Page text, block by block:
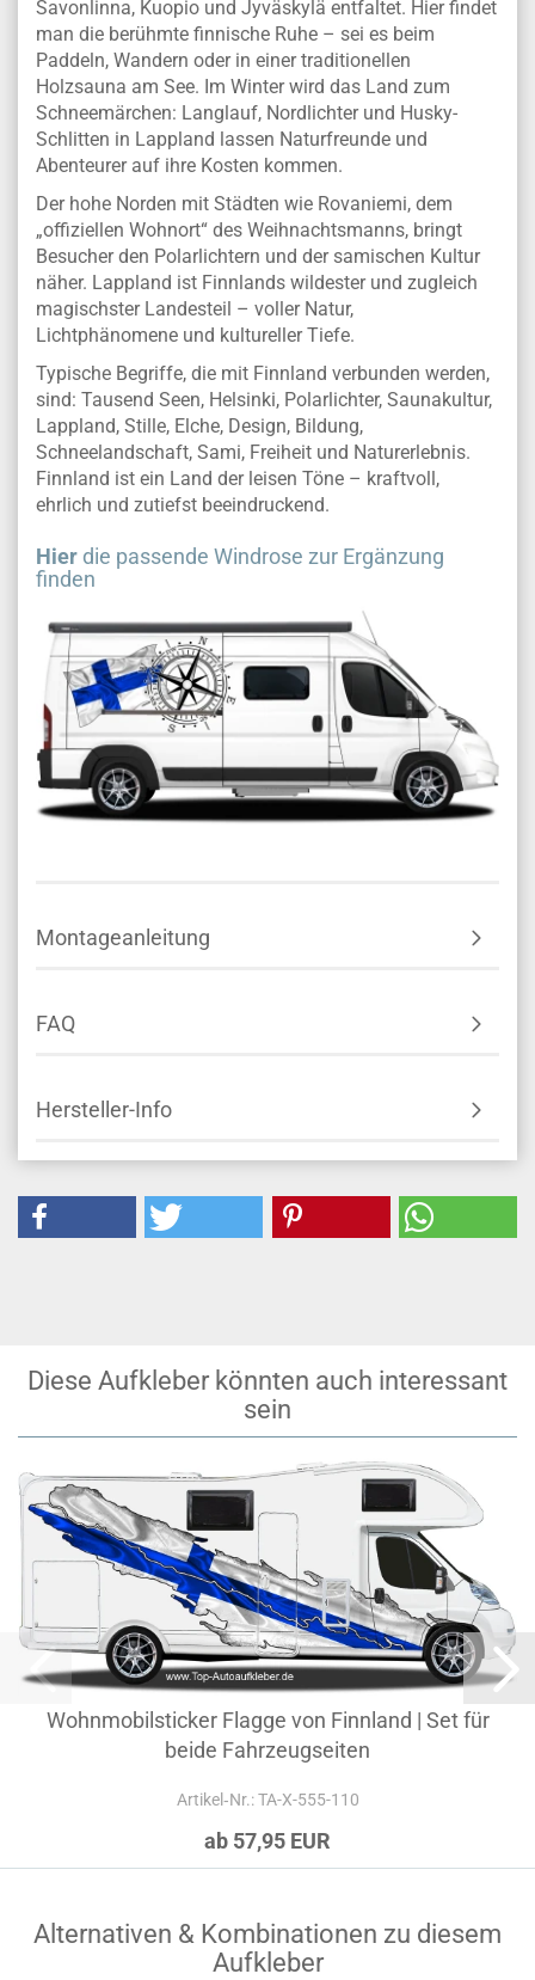
Savonlinna, Kuopio und Jyväskylä entfaltet. Hier findet
man die berühmte finnische Ruhe – sei es beim
Paddeln, Wandern oder in einer traditionellen
Holzsauna am See. Im Winter wird das Land zum
Schneemärchen: Langlauf, Nordlichter und Husky-
Schlitten in Lappland lassen Naturfreunde und
Abenteurer auf ihre Kosten kommen.
Der hohe Norden mit Städten wie Rovaniemi, dem
„offiziellen Wohnort“ des Weihnachtsmanns, bringt
Besucher den Polarlichtern und der samischen Kultur
näher. Lappland ist Finnlands wildester und zugleich
magischster Landesteil – voller Natur,
Lichtphänomene und kultureller Tiefe.
Typische Begriffe, die mit Finnland verbunden werden,
sind: Tausend Seen, Helsinki, Polarlichter, Saunakultur,
Lappland, Stille, Elche, Design, Bildung,
Schneelandschaft, Sami, Freiheit und Naturerlebnis.
Finnland ist ein Land der leisen Töne – kraftvoll,
ehrlich und zutiefst beeindruckend.
Hier die passende Windrose zur Ergänzung
finden
Montageanleitung
FAQ
Hersteller-Info
Diese Aufkleber könnten auch interessant
sein
Wohnmobilsticker Flagge von Finnland | Set für
beide Fahrzeugseiten
Artikel‑Nr.: TA-X-555-110
ab 57,95 EUR
Alternativen & Kombinationen zu diesem
Aufkleber